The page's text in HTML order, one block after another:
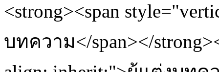
<strong><span
บทความ</span></